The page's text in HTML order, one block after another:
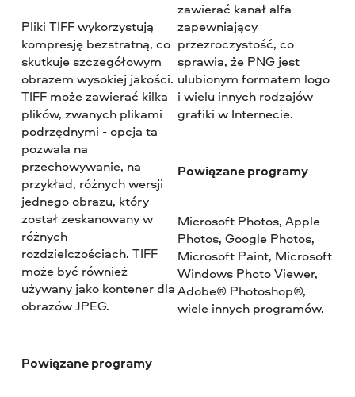
Pliki TIFF wykorzystują
kompresję bezstratną, co
skutkuje szczegółowym
obrazem wysokiej jakości.
TIFF może zawierać kilka
plików, zwanych plikami
podrzędnymi - opcja ta
pozwala na
przechowywanie, na
przykład, różnych wersji
jednego obrazu, który
został zeskanowany w
różnych
rozdzielczościach. TIFF
może być również
używany jako kontener dla
obrazów JPEG.
Powiązane programy
zawierać kanał alfa
zapewniający
przezroczystość, co
sprawia, że PNG jest
ulubionym formatem logo
i wielu innych rodzajów
grafiki w Internecie.
Powiązane programy
Microsoft Photos, Apple
Photos, Google Photos,
Microsoft Paint, Microsoft
Windows Photo Viewer,
Adobe® Photoshop®,
wiele innych programów.